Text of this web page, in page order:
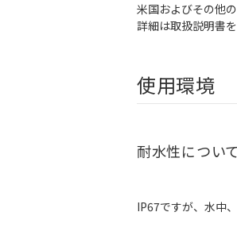
米国およびその他
詳細は取扱説明書
使用環境
耐水性について
IP67ですが、水中